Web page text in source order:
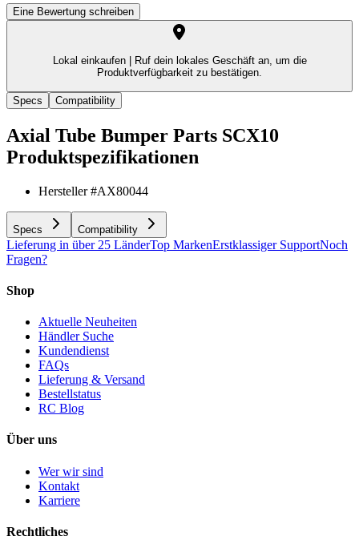
Eine Bewertung schreiben
Lokal einkaufen |
Ruf dein lokales Geschäft an, um die
Produktverfügbarkeit zu bestätigen.
Specs Compatibility
Axial Tube Bumper Parts SCX10
Produktspezifikationen
Hersteller #AX80044
Specs Compatibility
Lieferung in über 25 LänderTop MarkenErstklassiger SupportNoch
Fragen?
Shop
Aktuelle Neuheiten
Händler Suche
Kundendienst
FAQs
Lieferung & Versand
Bestellstatus
RC Blog
Über uns
Wer wir sind
Kontakt
Karriere
Rechtliches